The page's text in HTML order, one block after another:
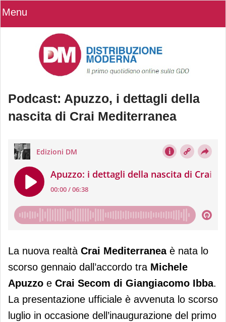
Menu
Podcast: Apuzzo, i dettagli della
nascita di Crai Mediterranea
Podcast: Apuzzo, i dettagli della
nascita di Crai Mediterranea
La nuova realtà Crai Mediterraneaè nata lo
scorso gennaio dall’accordo tra Michele
Apuzzo e Crai Secom di Giangiacomo Ibba.
La presentazione ufficiale è avvenuta lo scorso
luglio in occasione dell’inaugurazione del primo